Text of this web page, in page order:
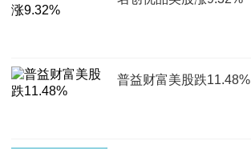
普益财富美股跌11.48%